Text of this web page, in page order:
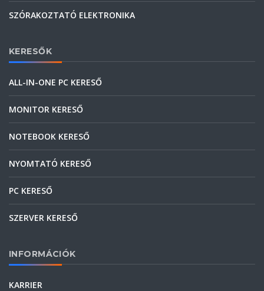
SZÓRAKOZTATÓ ELEKTRONIKA
KERESŐK
ALL-IN-ONE PC KERESŐ
MONITOR KERESŐ
NOTEBOOK KERESŐ
NYOMTATÓ KERESŐ
PC KERESŐ
SZERVER KERESŐ
INFORMÁCIÓK
KARRIER